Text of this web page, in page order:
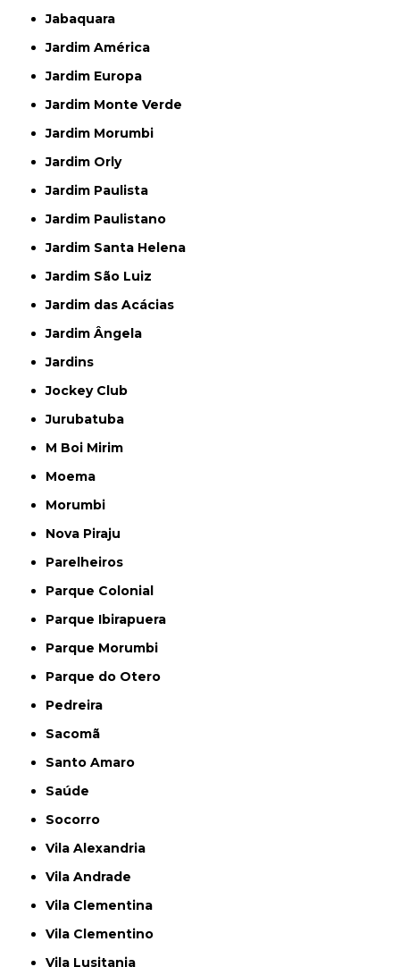
Jabaquara
Jardim América
Jardim Europa
Jardim Monte Verde
Jardim Morumbi
Jardim Orly
Jardim Paulista
Jardim Paulistano
Jardim Santa Helena
Jardim São Luiz
Jardim das Acácias
Jardim Ângela
Jardins
Jockey Club
Jurubatuba
M Boi Mirim
Moema
Morumbi
Nova Piraju
Parelheiros
Parque Colonial
Parque Ibirapuera
Parque Morumbi
Parque do Otero
Pedreira
Sacomã
Santo Amaro
Saúde
Socorro
Vila Alexandria
Vila Andrade
Vila Clementina
Vila Clementino
Vila Lusitania